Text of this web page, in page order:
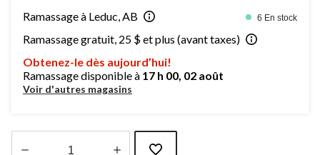
Ramassage à Leduc, AB 6 En stock
Ramassage gratuit, 25 $ et plus (avant taxes)
Obtenez-le dès aujourd’hui!
Ramassage disponible à 17 h 00, 02 août
Voir d'autres magasins